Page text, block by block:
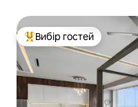
Топ вибір гостей
Вибір гостей